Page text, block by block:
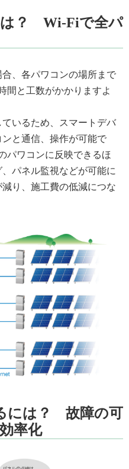
は？ Wi-Fiで全パ
、各パワコンの場所まで
間と工数がかかりますよ
ているため、スマートデバ
と通信、操作が可能で
パワコンに反映できるほ
パネル監視などが可能に
り、施工費の低減につな
には？ 故障の可
率化